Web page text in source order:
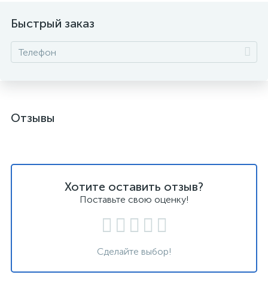
Быстрый заказ
Отзывы
Хотите оставить отзыв?
Поставьте свою оценку!
Сделайте выбор!